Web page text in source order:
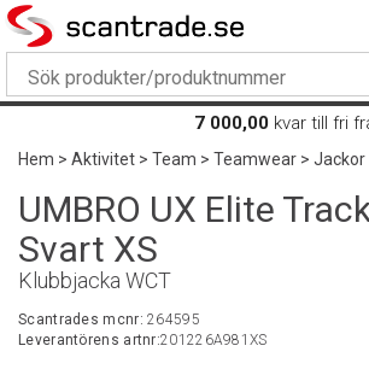
7 000,00 kvar till fri
Hem>Aktivitet>Team>Teamwear>Jackor
UMBRO UX Elite
Svart XS
Klubbjacka WCT
Scantrades mcnr:264595
Leverantörens artnr:201226A981XS